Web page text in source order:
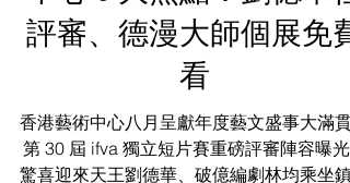
【八文青指南】香港藝術
中心 5 大焦點：劉德華任
評審、德漫大師個展免費
看